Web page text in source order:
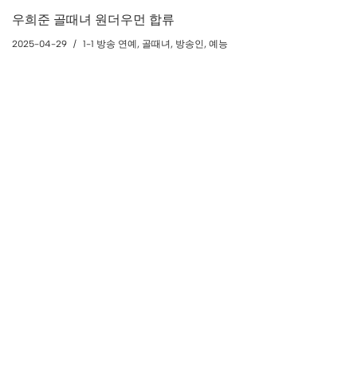
우희준 골때녀 원더우먼 합류
2025-04-29 1-1 방송 연예, 골때녀, 방송인, 예능